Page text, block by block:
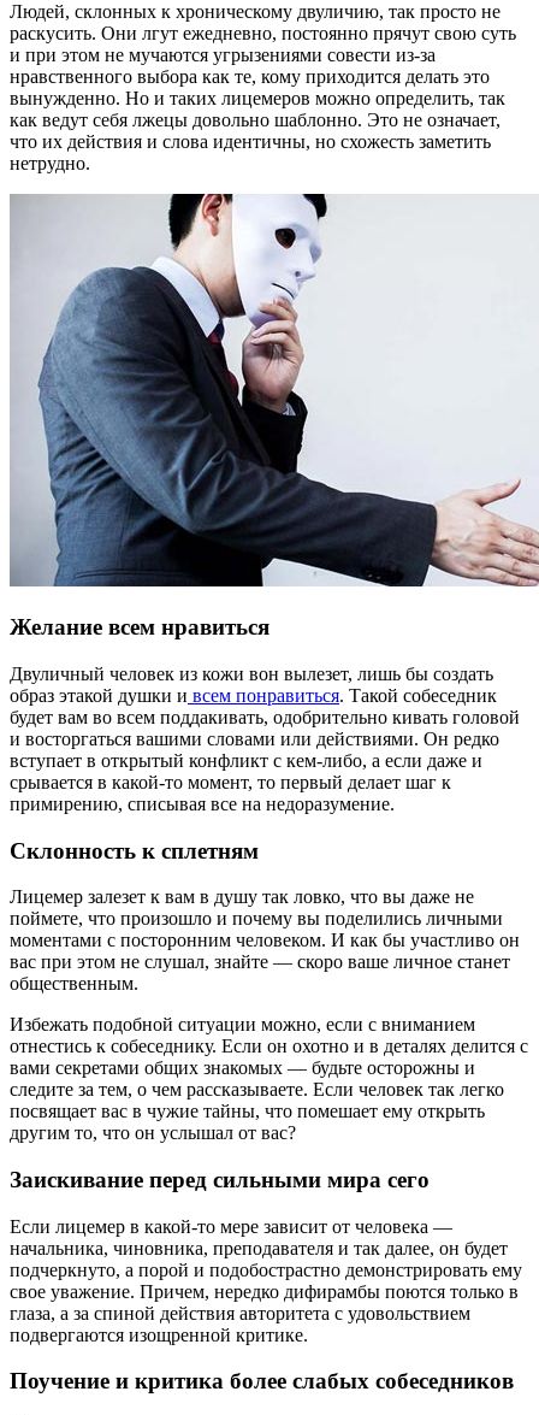
Людей, склонных к хроническому двуличию, так просто не
раскусить. Они лгут ежедневно, постоянно прячут свою суть
и при этом не мучаются угрызениями совести из-за
нравственного выбора как те, кому приходится делать это
вынужденно. Но и таких лицемеров можно определить, так
как ведут себя лжецы довольно шаблонно. Это не означает,
что их действия и слова идентичны, но схожесть заметить
нетрудно.
Желание всем нравиться
Двуличный человек из кожи вон вылезет, лишь бы создать
образ этакой душки и всем понравиться. Такой собеседник
будет вам во всем поддакивать, одобрительно кивать головой
и восторгаться вашими словами или действиями. Он редко
вступает в открытый конфликт с кем-либо, а если даже и
срывается в какой-то момент, то первый делает шаг к
примирению, списывая все на недоразумение.
Склонность к сплетням
Лицемер залезет к вам в душу так ловко, что вы даже не
поймете, что произошло и почему вы поделились личными
моментами с посторонним человеком. И как бы участливо он
вас при этом не слушал, знайте — скоро ваше личное станет
общественным.
Избежать подобной ситуации можно, если с вниманием
отнестись к собеседнику. Если он охотно и в деталях делится с
вами секретами общих знакомых — будьте осторожны и
следите за тем, о чем рассказываете. Если человек так легко
посвящает вас в чужие тайны, что помешает ему открыть
другим то, что он услышал от вас?
Заискивание перед сильными мира сего
Если лицемер в какой-то мере зависит от человека —
начальника, чиновника, преподавателя и так далее, он будет
подчеркнуто, а порой и подобострастно демонстрировать ему
свое уважение. Причем, нередко дифирамбы поются только в
глаза, а за спиной действия авторитета с удовольствием
подвергаются изощренной критике.
Поучение и критика более слабых собеседников